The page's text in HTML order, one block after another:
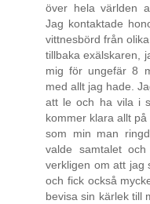
över hela världen
Jag kontaktade
vittnesbörd från
tillbaka exälskaren,
mig för ungefär 8
med allt jag hade.
att le och ha vila i
kommer klara allt
som min man
valde samtalet
verkligen om att jag
och fick också
bevisa sin kärlek till